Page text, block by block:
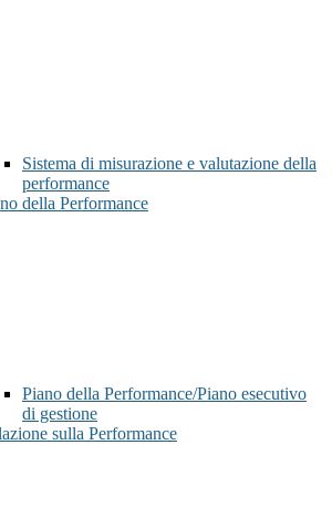
Sistema di misurazione e valutazione della
performance
della Performance
Piano della Performance/Piano esecutivo
di gestione
sulla Performance